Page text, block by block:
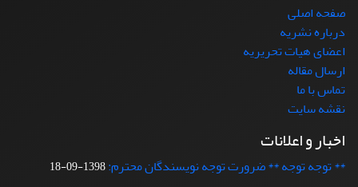
صفحه اصلی
درباره نشریه
اعضای هیات تحریریه
ارسال مقاله
تماس با ما
نقشه سایت
اخبار و اعلانات
** توجه توجه ** ضرورت توجه نویسندگان محترم:1398-09-18